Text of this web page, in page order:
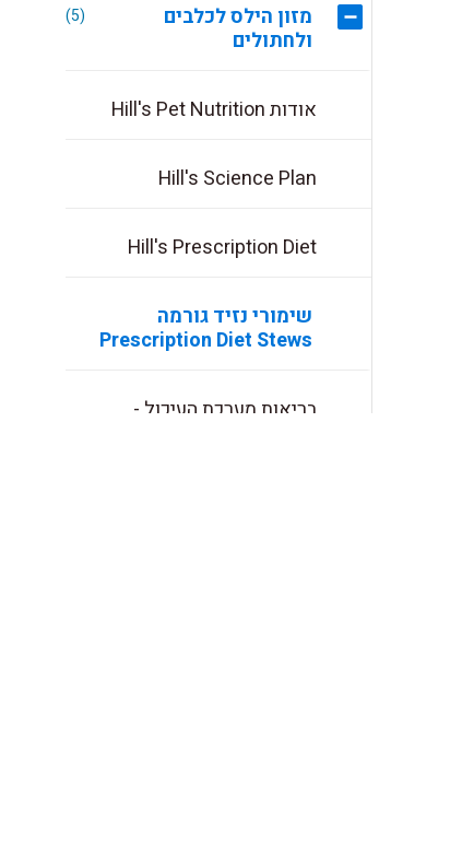
מזון הילס לכלבים
ולחתולים
(5)
אודות Hill's Pet Nutrition
Hill's Science Plan
Hill's Prescription Diet
שימורי נזיד גורמה
Prescription Diet Stews
בריאות מערכת העיכול -